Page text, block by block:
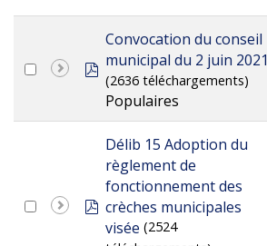
pdf
Convocation du conseil
municipal du 2 juin 2021
(2636 téléchargements)
Populaires
pdf
Délib 15 Adoption du
règlement de
fonctionnement des
crèches municipales
visée (2524